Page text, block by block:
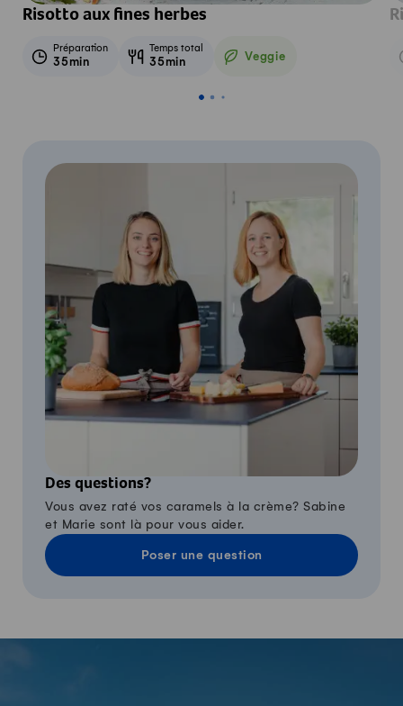
Risotto aux fines herbes
Préparation
35min
Temps total
35min Veggie
Veggie
Des questions?
Vous avez raté vos caramels à la crème? Sabine
et Marie sont là pour vous aider.
Poser une question